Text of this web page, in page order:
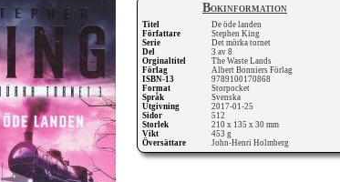
Bokinformation
Titel
De öde landen
Författare
Stephen King
Serie
Det mörka tornet
Del
3 av 8
Orginaltitel
The Waste Lands
Förlag
Albert Bonniers Förlag
ISBN-13
9789100170868
Format
Storpocket
Språk
Svenska
Utgivning
2017-01-25
Sidor
512
Storlek
210 x 135 x 30 mm
Vikt
453 g
Översättare
John-Henri Holmberg